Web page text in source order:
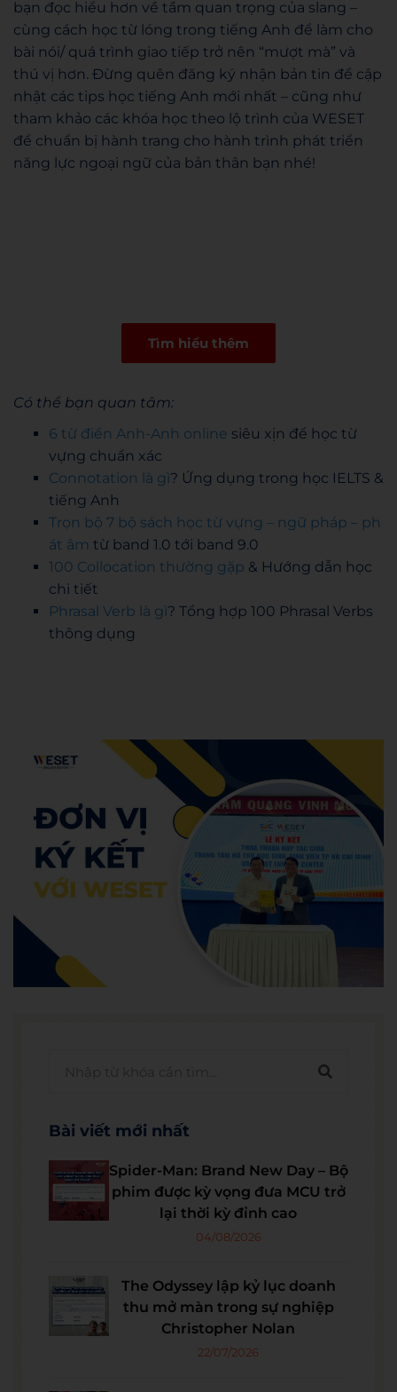
bạn đọc hiểu hơn về tầm quan trọng của slang –
cùng cách học từ lóng trong tiếng Anh để làm cho
bài nói/ quá trình giao tiếp trở nên “mượt mà” và
thú vị hơn. Đừng quên đăng ký nhận bản tin để cập
nhật các tips học tiếng Anh mới nhất – cũng như
tham khảo các khóa học theo lộ trình của WESET
để chuẩn bị hành trang cho hành trình phát triển
năng lực ngoại ngữ của bản thân bạn nhé!
Tìm hiểu thêm
Có thể bạn quan tâm:
6 từ điển Anh-Anh online siêu xịn để học từ
vựng chuẩn xác
Connotation là gì? Ứng dụng trong học IELTS &
tiếng Anh
Trọn bộ 7 bộ sách học từ vựng – ngữ pháp – ph
át âm từ band 1.0 tới band 9.0
100 Collocation thường gặp & Hướng dẫn học
chi tiết
Phrasal Verb là gì? Tổng hợp 100 Phrasal Verbs
thông dụng
Bài viết mới nhất
Spider-Man: Brand New Day – Bộ
phim được kỳ vọng đưa MCU trở
lại thời kỳ đỉnh cao
04/08/2026
The Odyssey lập kỷ lục doanh
thu mở màn trong sự nghiệp
Christopher Nolan
22/07/2026